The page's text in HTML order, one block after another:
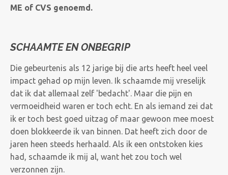
ME of CVS genoemd.
SCHAAMTE EN ONBEGRIP
Die gebeurtenis als 12 jarige bij die arts heeft heel veel
impact gehad op mijn leven. Ik schaamde mij vreselijk
dat ik dat allemaal zelf 'bedacht'. Maar die pijn en
vermoeidheid waren er toch echt. En als iemand zei dat
ik er toch best goed uitzag of maar gewoon mee moest
doen blokkeerde ik van binnen. Dat heeft zich door de
jaren heen steeds herhaald. Als ik een ontstoken kies
had, schaamde ik mij al, want het zou toch wel
verzonnen zijn.